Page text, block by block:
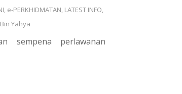
, e-PERKHIDMATAN, LATEST INFO,
Yahya
sempena perlawanan